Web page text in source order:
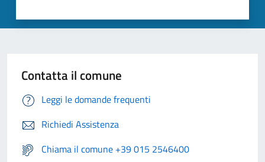
Contatta il comune
Leggi le domande frequenti
Richiedi Assistenza
Chiama il comune +39 015 2546400